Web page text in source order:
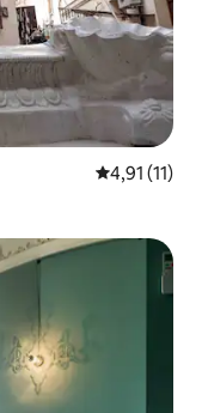
Évaluation
4,91 (11)